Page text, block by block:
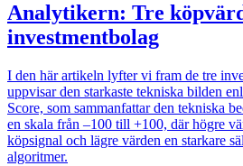
Analytikern: Tre
investmentbolag
I den här artikeln lyfter vi fram de tre
uppvisar den starkaste tekniska bilden
Score, som sammanfattar den tekniska
en skala från –100 till +100, där högre
köpsignal och lägre värden en starkare
algoritmer.